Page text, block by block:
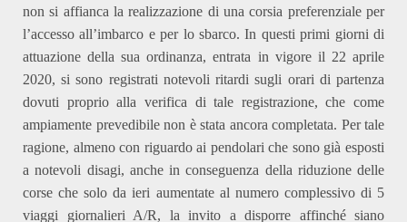
non si affianca la realizzazione di una corsia preferenziale per
l’accesso all’imbarco e per lo sbarco. In questi primi giorni di
attuazione dellasua ordinanza, entrata in vigore il 22 aprile
2020, si sono registrati notevoli ritardi sugli orari di partenza
dovuti proprio alla verifica di tale registrazione, che come
ampiamente prevedibile non è stata ancora completata. Pertale
ragione, almeno con riguardo ai pendolari che sono già esposti
a notevoli disagi, anche in conseguenza della riduzione delle
corse che solo da ieri aumentate al numero complessivo di 5
viaggi giornalieri A/R, la invito a disporre affinché siano